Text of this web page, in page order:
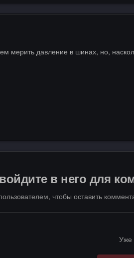
мерить давление в шинах, но,
в него для
чтобы оставить
Уже